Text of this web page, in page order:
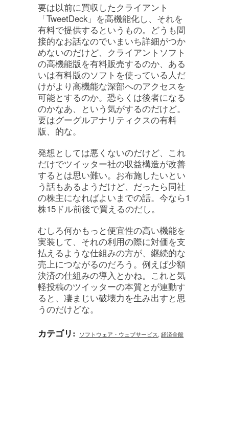
要は以前に買収したクライアント
「TweetDeck」を高機能化し、それを
有料で提供するというもの。どうも間
接的なお話なのでいまいち詳細がつか
めないのだけど、クライアントソフト
の高機能版を有料販売するのか、ある
いは有料版のソフトを使っている人だ
けがより高機能な深部へのアクセスを
可能とするのか。恐らくは後者になる
のかなあ、という気がするのだけど。
要はグーグルアナリティクスの有料
版、的な。
発想としては悪くないのだけど、これ
だけでツイッター社の収益構造が改善
するとは思い難い。お布施したいとい
う話もあるようだけど、だったら同社
の株主になればよいまでの話。今なら1
株15ドル前後で買えるのだし。
むしろ何かもっと便宜性の高い機能を
実装して、それの利用の際に対価を支
払えるような仕組みの方が、継続的な
売上につながるのだろう。例えば少額
決済の仕組みの導入とかね。これと気
軽投稿のツイッターの本質とが連動す
ると、凄まじい破壊力を生み出すと思
うのだけどな。
カテゴリ: ソフトウェア・ウェブサービス, 経済全般